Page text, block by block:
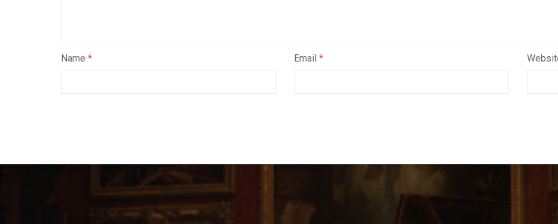
Name * Email *